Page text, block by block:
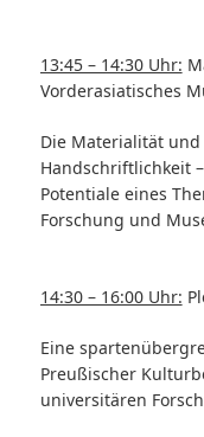
13:45 – 14:30 Uhr:
Vorderasiatisches
Die Materialität
Handschriftlichkeit –
Potentiale eines
Forschung und
14:30 – 16:00 Uhr:
Eine
Preußischer
universitären